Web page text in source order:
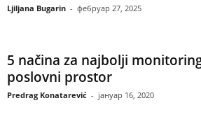
Ljiljana Bugarin - фебруар 27, 2025
5 načina za najbolji
poslovni prostor
Predrag Konatarević - јануар 16, 2020